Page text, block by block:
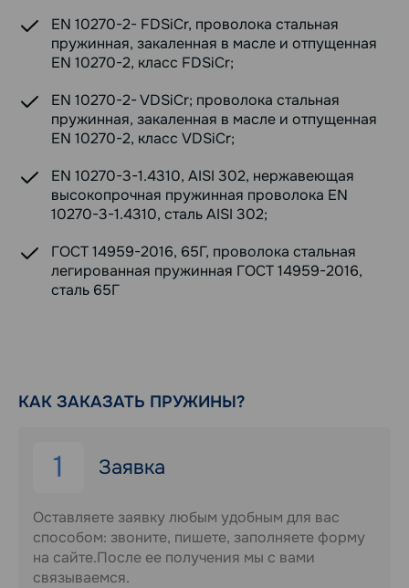
EN 10270-2- FDSiCr, проволока стальная
пружинная, закаленная в масле и отпущенная
EN 10270-2, класс FDSiCr;
EN 10270-2- VDSiCr; проволока стальная
пружинная, закаленная в масле и отпущенная
EN 10270-2, класс VDSiCr;
EN 10270-3-1.4310, AISI 302, нержавеющая
высокопрочная пружинная проволока EN
10270-3-1.4310, сталь AISI 302;
ГОСТ 14959-2016, 65Г, проволока стальная
легированная пружинная ГОСТ 14959-2016,
сталь 65Г
КАК ЗАКАЗАТЬ ПРУЖИНЫ?
1 Заявка
Оставляете заявку любым удобным для вас
способом: звоните, пишете, заполняете форму
на сайте.После ее получения мы с вами
связываемся.